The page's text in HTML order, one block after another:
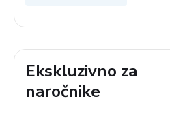
Ekskluzivno za
naročnike